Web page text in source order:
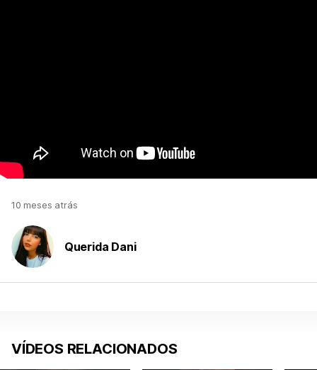
10 meses atrás
Querida Dani
VÍDEOS RELACIONADOS